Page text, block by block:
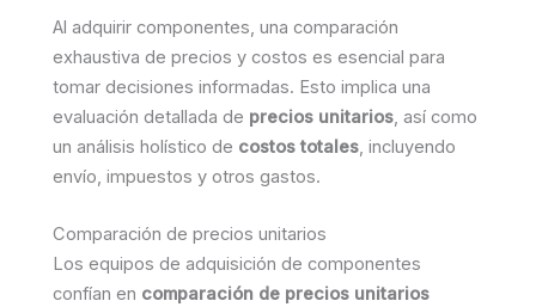
Al adquirir componentes, una comparación
exhaustiva de precios y costos es esencial para
tomar decisiones informadas. Esto implica una
evaluación detallada de precios unitarios, así como
un análisis holístico de costos totales, incluyendo
envío, impuestos y otros gastos.
Comparación de precios unitarios
Los equipos de adquisición de componentes
confían en comparación de precios unitarios